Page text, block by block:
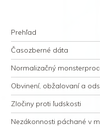
justície
Navigation
Skip to content
Prehľad
Časozberné dáta
Normalizačný
Obvinení, obžalovaní a
Zločiny proti ľudskosti
Nezákonnosti páchané v